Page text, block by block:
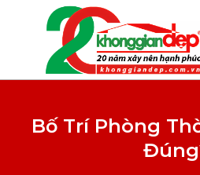
Bố Trí Phòng